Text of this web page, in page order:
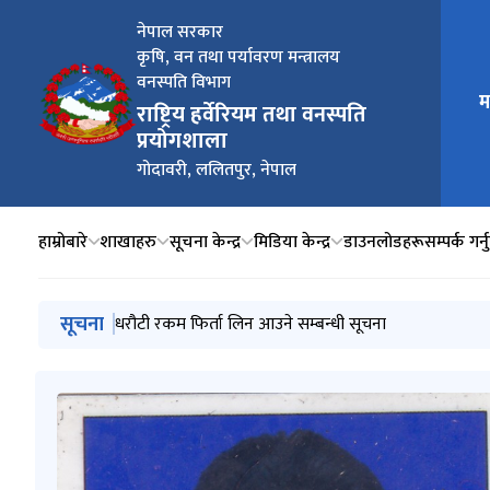
नेपाल सरकार
कृषि, वन तथा पर्यावरण मन्त्रालय
वनस्पति विभाग
राष्ट्रिय हर्वेरियम तथा वनस्पति
प्रयोगशाला
गोदावरी, ललितपुर, नेपाल
मुख्य
हाम्रोबारे शाखाहरु सूचना केन्द्र मिडिया केन्द्र डाउनलोडहरूसम्पर्क
मुख्य नेभिगेसनमा जानुहोस्
सूचना सूची दर्ता गर्ने सम्बन्धी सूचना
धरौटी रकम फिर्ता लिन आउने सम्बन्धी सूचना
स्वत प्रकाशन – चौथो त्रैमासिक २०८१_८२ (वैशाख - असार)